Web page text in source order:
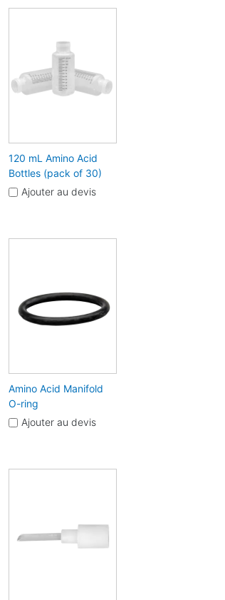
120 mL Amino Acid
Bottles (pack of 30)
Ajouter au devis
Amino Acid Manifold
O-ring
Ajouter au devis